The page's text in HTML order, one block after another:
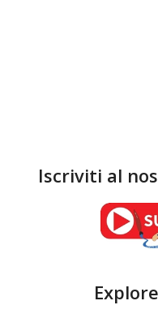
Iscriviti al